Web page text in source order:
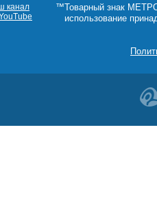
канал
™Товарный знак
использование